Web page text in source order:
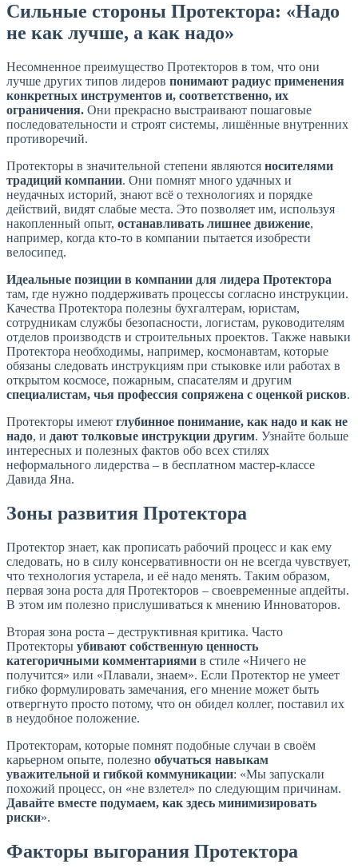
Сильные стороны Протектора: «Надо
не как лучше, а как надо»
Несомненное преимущество Протекторов в том, что они
лучше других типов лидеров понимают радиус применения
конкретных инструментов и, соответственно, их
ограничения. Они прекрасно выстраивают пошаговые
последовательности и строят системы, лишённые внутренних
противоречий.
Протекторы в значительной степени являются носителями
традиций компании. Они помнят много удачных и
неудачных историй, знают всё о технологиях и порядке
действий, видят слабые места. Это позволяет им, используя
накопленный опыт, останавливать лишнее движение,
например, когда кто-то в компании пытается изобрести
велосипед.
Идеальные позиции в компании для лидера Протектора
там, где нужно поддерживать процессы согласно инструкции.
Качества Протектора полезны бухгалтерам, юристам,
сотрудникам службы безопасности, логистам, руководителям
отделов производств и строительных проектов. Также навыки
Протектора необходимы, например, космонавтам, которые
обязаны следовать инструкциям при стыковке или работах в
открытом космосе, пожарным, спасателям и другим
специалистам, чья профессия сопряжена с оценкой рисков.
Протекторы имеют глубинное понимание, как надо и как не
надо, и дают толковые инструкции другим. Узнайте больше
интересных и полезных фактов обо всех стилях
неформального лидерства – в бесплатном мастер-классе
Давида Яна.
Зоны развития Протектора
Протектор знает, как прописать рабочий процесс и как ему
следовать, но в силу консервативности он не всегда чувствует,
что технология устарела, и её надо менять. Таким образом,
первая зона роста для Протекторов – своевременные апдейты.
В этом им полезно прислушиваться к мнению Инноваторов.
Вторая зона роста – деструктивная критика. Часто
Протекторы убивают собственную ценность
категоричными комментариями в стиле «Ничего не
получится» или «Плавали, знаем». Если Протектор не умеет
гибко формулировать замечания, его мнение может быть
отвергнуто просто потому, что он обидел коллег, поставил их
в неудобное положение.
Протекторам, которые помнят подобные случаи в своём
карьерном опыте, полезно обучаться навыкам
уважительной и гибкой коммуникации: «Мы запускали
похожий процесс, он «не взлетел» по следующим причинам.
Давайте вместе подумаем, как здесь минимизировать
риски».
Факторы выгорания Протектора